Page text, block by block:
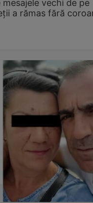
vechi de pe
a rămas fără